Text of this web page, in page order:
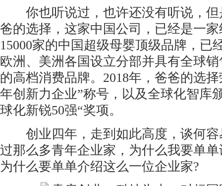
你也听说过，也许还没有听说，但
爸的选择，这家中国公司，已经是一
15000家的中国超级母婴顶级品牌，已
欧洲、美洲各国设立分部并具有全球
的高档消费品牌。2018年，爸爸的选
年创新力企业”称号，以及全球化智库
球化新锐50强“奖项。
创业四年，走到如此高度，谈何容
过那么多青年企业家，为什么我要单
为什么要单单介绍这么一位企业家?